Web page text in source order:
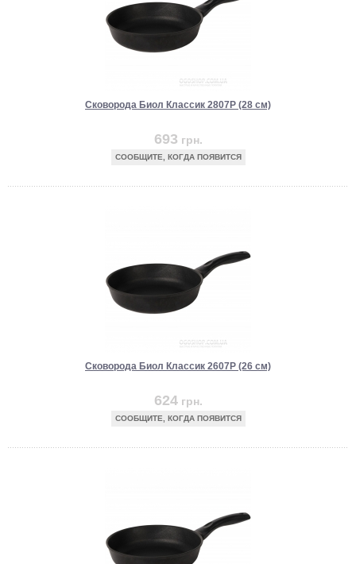
Сковорода Биол Классик 2807P (28 см)
693 грн.
СООБЩИТЕ, КОГДА ПОЯВИТСЯ
Сковорода Биол Классик 2607P (26 см)
624 грн.
СООБЩИТЕ, КОГДА ПОЯВИТСЯ